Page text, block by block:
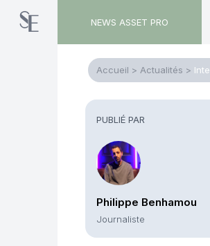
NEWS ASSET PRO
Accueil > Actualités >
PUBLIÉ PAR
Philippe Benhamou
Journaliste